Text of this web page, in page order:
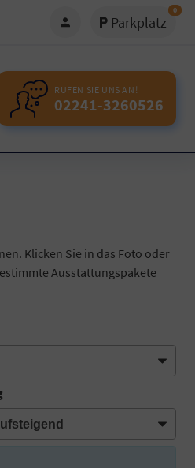
Parkplatz
0
RUFEN SIE UNS AN!
02241-3260526
Klicken Sie in das Foto oder
Ausstattungspakete